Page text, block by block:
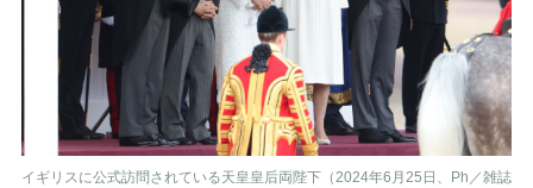
イギリスに公式訪問されている天皇皇后両陛下（2024年6月25日、Ph／雑誌